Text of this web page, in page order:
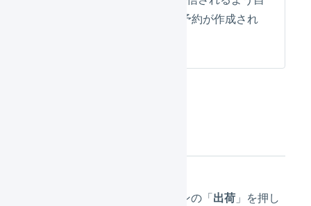
動的にメールの配信予約が作成され
メインナビゲーションの「出荷 」を押し